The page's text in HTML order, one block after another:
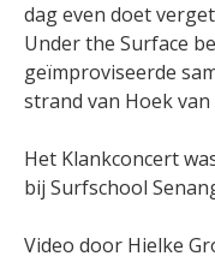
dag even doet
Under the Surface
geïmproviseerde
strand van Hoek van
Het Klankconcert
bij Surfschool
Video door Hielke